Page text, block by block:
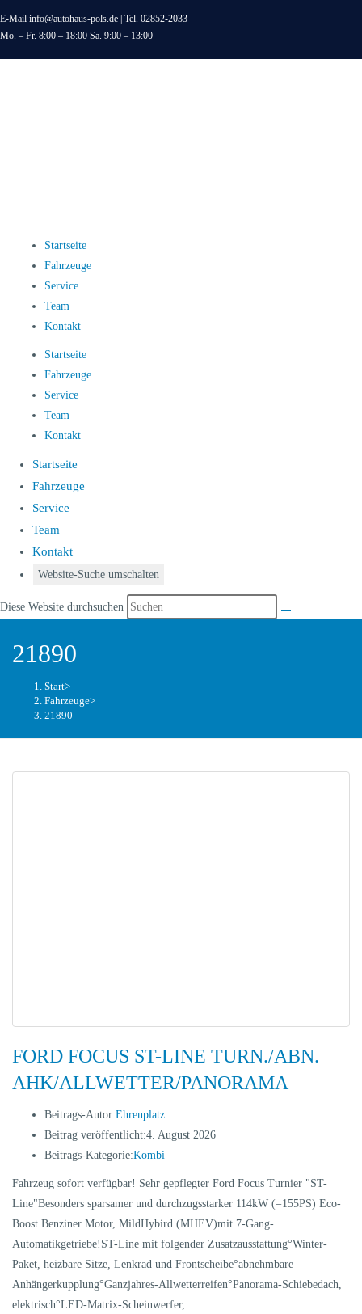
E-Mail info@autohaus-pols.de | Tel. 02852-2033
Mo. – Fr. 8:00 – 18:00 Sa. 9:00 – 13:00
Startseite
Fahrzeuge
Service
Team
Kontakt
Startseite
Fahrzeuge
Service
Team
Kontakt
Startseite
Fahrzeuge
Service
Team
Kontakt
Website-Suche umschalten
Diese Website durchsuchen
21890
Start>
Fahrzeuge>
21890
FORD FOCUS ST-LINE TURN./ABN.
AHK/ALLWETTER/PANORAMA
Beitrags-Autor:Ehrenplatz
Beitrag veröffentlicht:4. August 2026
Beitrags-Kategorie:Kombi
Fahrzeug sofort verfügbar! Sehr gepflegter Ford Focus Turnier "ST-
Line"Besonders sparsamer und durchzugsstarker 114kW (=155PS) Eco-
Boost Benziner Motor, MildHybird (MHEV)mit 7-Gang-
Automatikgetriebe!ST-Line mit folgender Zusatzausstattung°Winter-
Paket, heizbare Sitze, Lenkrad und Frontscheibe°abnehmbare
Anhängerkupplung°Ganzjahres-Allwetterreifen°Panorama-Schiebedach,
elektrisch°LED-Matrix-Scheinwerfer,…